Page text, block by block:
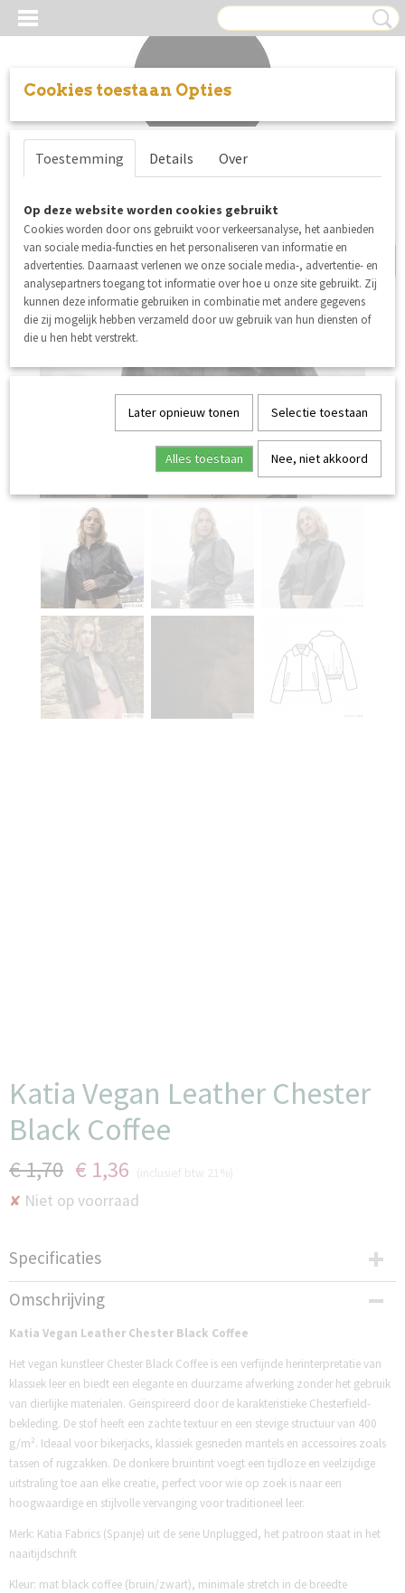
Inloggen Registreren
uitverkocht
Katia Vegan Leather Chester
Black Coffee
€ 1,70 € 1,36
✘ Niet op voorraad
Specificaties
Productcode
K2275-1CC
Omschrijving
Katia Vegan Leather Chester Black Coffee
Het vegan kunstleer Chester Black Coffee is een verfijnde herinterpretatie van
klassiek leer en biedt een elegante en duurzame afwerking zonder het gebruik
van dierlijke materialen. Geïnspireerd door de karakteristieke Chesterfield-
bekleding. De stof heeft een zachte textuur en een stevige structuur van 400
g/m². Ideaal voor bikerjacks, klassiek gesneden mantels en accessoires zoals
tassen of rugzakken. De donkere bruintint voegt een tijdloze en veelzijdige
uitstraling toe aan elke creatie, perfect voor wie op zoek is naar een
hoogwaardige en stijlvolle vervanging voor traditioneel leer.
Merk: Katia Fabrics (Spanje) uit de serie Unplugged, het patroon staat in het
naaitijdschrift
Kleur: mat black coffee (bruin/zwart), minimale stretch in de breedte
Cookies toestaan Opties
Toestemming Details Over
Op deze website worden cookies gebruikt
Cookies worden door ons gebruikt voor verkeersanalyse, het aanbieden
van sociale media-functies en het personaliseren van informatie en
advertenties. Daarnaast verlenen we onze sociale media-, advertentie- en
analysepartners toegang tot informatie over hoe u onze site gebruikt. Zij
kunnen deze informatie gebruiken in combinatie met andere gegevens
die zij mogelijk hebben verzameld door uw gebruik van hun diensten of
die u hen hebt verstrekt.
Later opnieuw tonen Selectie toestaan
Alles toestaan Nee, niet akkoord